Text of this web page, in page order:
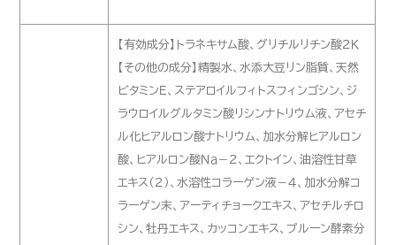
【有効成分】トラネキサム酸、グリチルリチン酸２Ｋ
【その他の成分】精製水、水添大豆リン脂質、天然
ビタミンＥ、ステアロイルフィトスフィンゴシン、ジ
ラウロイルグルタミン酸リシンナトリウム液、アセチ
ル化ヒアルロン酸ナトリウム、加水分解ヒアルロン
酸、ヒアルロン酸Ｎａ－２、エクトイン、油溶性甘草
エキス（２）、水溶性コラーゲン液－４、加水分解コ
ラーゲン末、アーティチョークエキス、アセチルチロ
シン、牡丹エキス、カッコンエキス、プルーン酵素分